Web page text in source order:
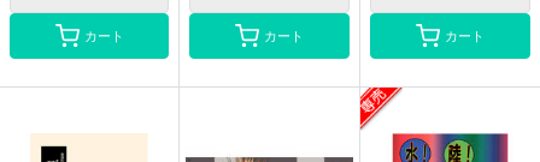
カート カート カート